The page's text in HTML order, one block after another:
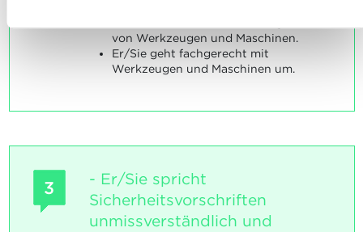
von Werkzeugen und Maschinen.
Er/Sie geht fachgerecht mit
Werkzeugen und Maschinen um.
3
- Er/Sie spricht
Sicherheitsvorschriften
unmissverständlich und